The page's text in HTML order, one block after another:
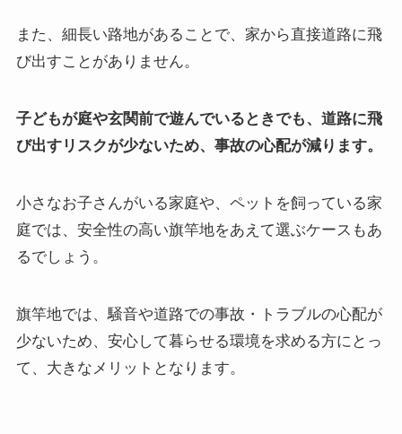
また、細長い路地があることで、家から直接道路に飛
び出すことがありません。
子どもが庭や玄関前で遊んでいるときでも、道路に飛
び出すリスクが少ないため、事故の心配が減ります。
小さなお子さんがいる家庭や、ペットを飼っている家
庭では、安全性の高い旗竿地をあえて選ぶケースもあ
るでしょう。
旗竿地では、騒音や道路での事故・トラブルの心配が
少ないため、安心して暮らせる環境を求める方にとっ
て、大きなメリットとなります。